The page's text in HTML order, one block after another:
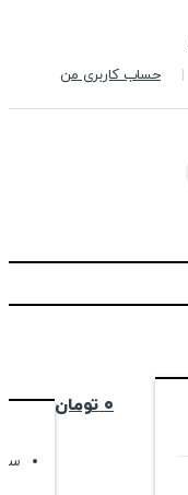
حساب کاربری من
۰ تومان